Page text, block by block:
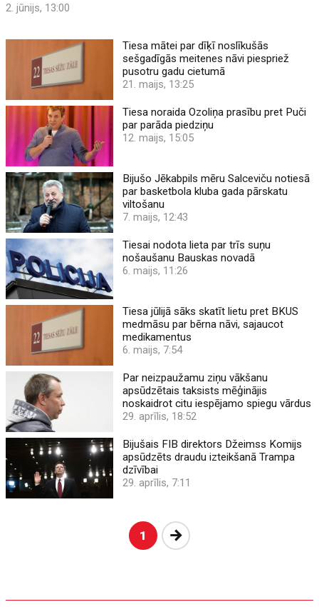
2. jūnijs, 13:00
Tiesa mātei par dīķī noslīkušās
sešgadīgās meitenes nāvi piespriež
pusotru gadu cietumā
21. maijs, 13:25
Tiesa noraida Ozoliņa prasību pret Puči
par parāda piedziņu
12. maijs, 15:05
Bijušo Jēkabpils mēru Salceviču notiesā
par basketbola kluba gada pārskatu
viltošanu
7. maijs, 12:43
Tiesai nodota lieta par trīs suņu
nošaušanu Bauskas novadā
6. maijs, 11:26
Tiesa jūlijā sāks skatīt lietu pret BKUS
medmāsu par bērna nāvi, sajaucot
medikamentus
6. maijs, 7:54
Par neizpaužamu ziņu vākšanu
apsūdzētais taksists mēģinājis
noskaidrot citu iespējamo spiegu vārdus
29. aprīlis, 18:52
Bijušais FIB direktors Džeimss Komijs
apsūdzēts draudu izteikšanā Trampa
dzīvībai
29. aprīlis, 7:11
1 Nākošā